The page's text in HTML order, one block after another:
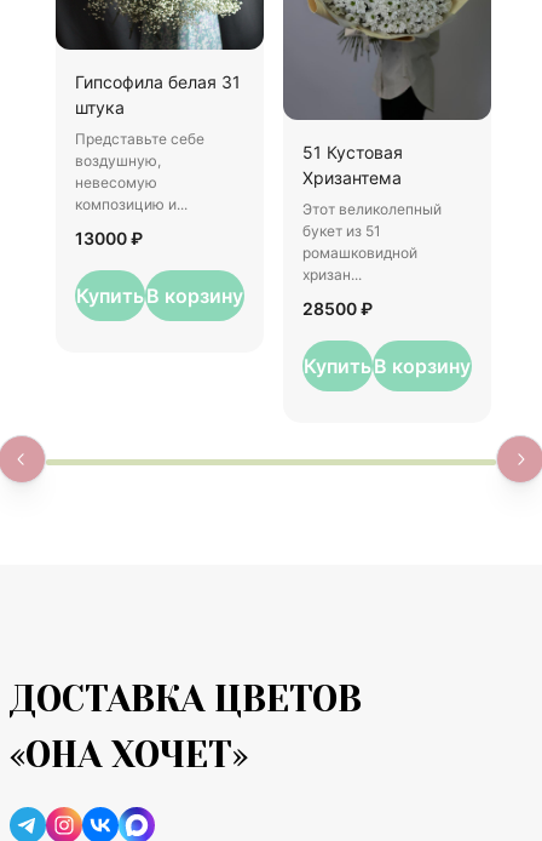
Гипсофила белая 31
штука
Представьте себе
воздушную,
невесомую
композицию и...
13000 ₽
КупитьВ корзину
51 Кустовая
Хризантема
Этот великолепный
букет из 51
ромашковидной
хризан...
28500 ₽
КупитьВ корзину
ДОСТАВКА ЦВЕТОВ
«ОНА ХОЧЕТ»